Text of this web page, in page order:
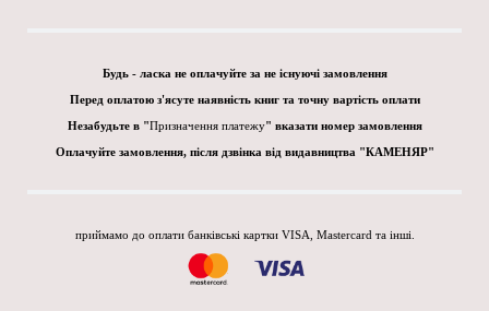
Будь - ласка не оплачуйте за не існуючі замовлення
Перед оплатою з'ясуте наявність книг та точну вартість оплати
Незабудьте в "Призначення платежу" вказати номер замовлення
Оплачуйте замовлення, після дзвінка від видавництва "КАМЕНЯР"
приймамо до оплати банківські картки VISA, Mastercard та інші.